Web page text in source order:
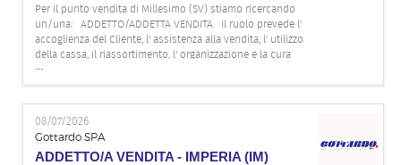
Per il punto vendita di Millesimo (SV) stiamo ricercando
un/una: ADDETTO/ADDETTA VENDITA Il ruolo prevede l'
accoglienza del Cliente, l' assistenza alla vendita, l' utilizzo
della cassa, il riassortimento, l' organizzazione e la cura
degli spazi espositivi e del magazzino. Il profilo ideale
dovrebbe possedere le seguenti caratteristiche:
...
08/07/2026
Gottardo SPA
ADDETTO/A VENDITA - IMPERIA (IM)